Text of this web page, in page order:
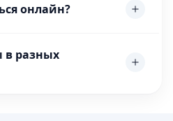
онлайн?
в разных